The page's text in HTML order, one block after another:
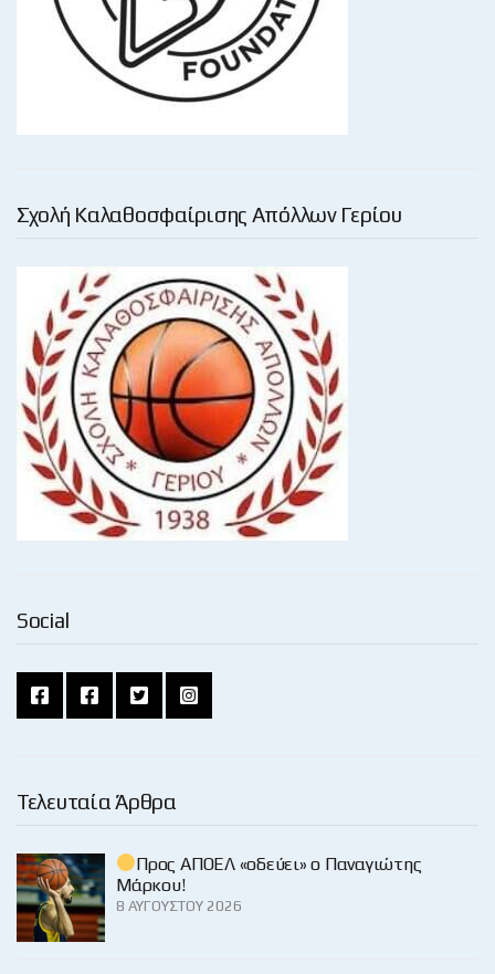
Σχολή Καλαθοσφαίρισης Απόλλων Γερίου
Social
Τελευταία Άρθρα
Προς ΑΠΟΕΛ «οδεύει» ο Παναγιώτης
Μάρκου!
8 ΑΥΓΟΎΣΤΟΥ 2026